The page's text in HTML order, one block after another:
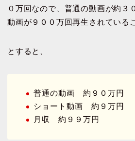
０万回なので、普通の動画が約３
動画が９００万回再生されている
とすると、
普通の動画 約９０万円
ショート動画 約９万円
月収 約９９万円